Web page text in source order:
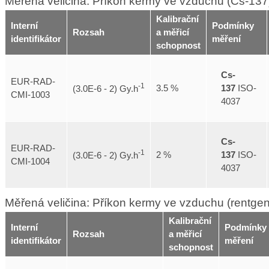
Interní
identifikátor
Rozsah
Kalibrační
a měřicí
schopnost
Podmínky
měření
EUR-RAD-
CMI-1003
(3.0E-6 - 2) Gy.h-1 3.5 %
Cs-
137 ISO-
4037
EUR-RAD-
CMI-1004
(3.0E-6 - 2) Gy.h-1 2 %
Cs-
137 ISO-
4037
Měřená veličina: Příkon kermy ve vzduchu
Interní
identifikátor
Rozsah
Kalibrační
a měřicí
schopnost
Podmínky
měření